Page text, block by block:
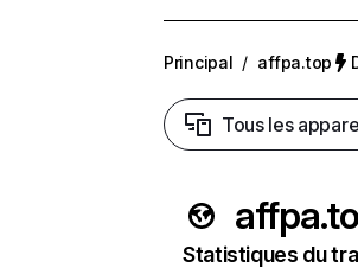
Principal / affpa.top
Tous les
Statistiques du